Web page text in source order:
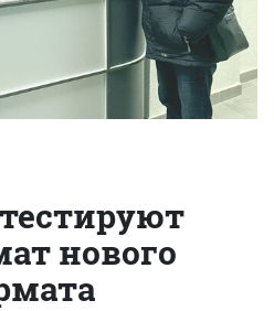
нового